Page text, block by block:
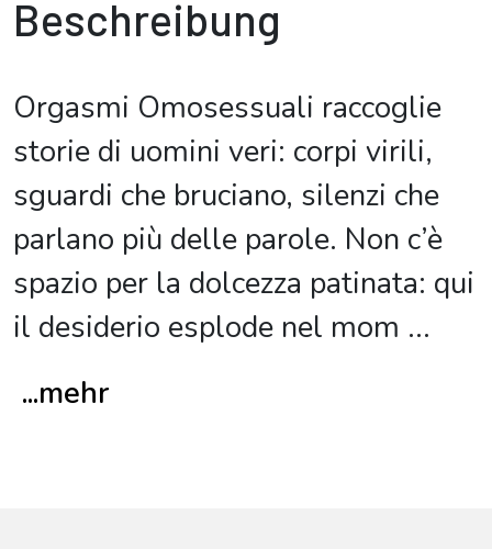
Beschreibung
Orgasmi Omosessuali raccoglie
storie di uomini veri: corpi virili,
sguardi che bruciano, silenzi che
parlano più delle parole. Non c’è
spazio per la dolcezza patinata: qui
il desiderio esplode nel mom ...
...mehr